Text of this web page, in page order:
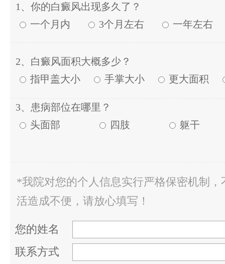
1、你的白癜风出现多久了？
一个月内
3个月左右 一年左右
2、白癜风面积大概多少？
指甲盖大小
手掌大小 更大面积
3、患病部位在哪里？
头面部
四肢 躯干
*我院对您的个人信息实行严格保密机制，
活造成不便，请放心填写！
您的姓名
联系方式